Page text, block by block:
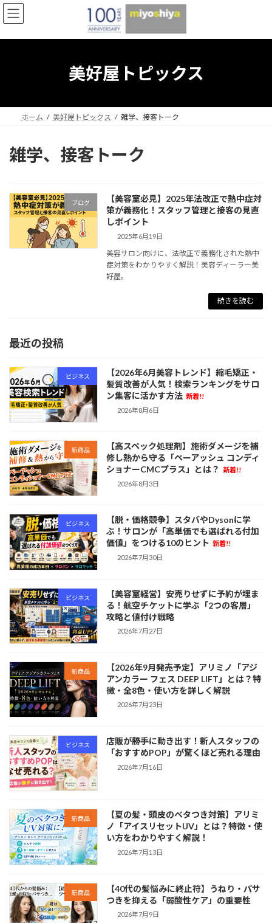
コ
ン
ン
ナ
ビ
ー
美好屋トピックス
ホーム 美好屋トピックス 雑学、接客トーク
雑学、接客トーク
ブログ
【美容室必見】2025年法改正で熱中症対
策が義務化！スタッフ管理と接客の見直
しポイント
2025年6月19日
美容サロン向けに、法改正で義務化された熱中
症対策をわかりやすく解説！美容ディーラー美
好屋。
続きを読む
最近の投稿
ビジネス
【2026年6月美容トレンド】縮毛矯正・
髪質改善が人気！検索ランキングをサロ
ン集客に活かす方法 新着!!
2026年8月6日
新商品
【高スペック処理剤】施術ダメージを補
修し熱から守る「ペーアッシュ コンディ
ショナーCMCプラス」とは？
新着!!
2026年8月3日
ビジネス
【脱・価格競争】スタバやDysonに学
ぶ！サロンが「高単価でも選ばれる付加
価値」をつける10のヒント 新着!!
2026年7月30日
ビジネス
【美容室経営】安売りせずに予約が埋ま
る！航空チケットに学ぶ「2つの客層」
攻略と値付け戦略
2026年7月27日
新商品
【2026年9月発売予定】アリミノ「アジ
アンカラー フェス DEEP LIFT」とは？特
徴・全8色・使い方を詳しく解説
2026年7月23日
ビジネス
店販が勝手に動き出す！新人スタッフの
「おすすめPOP」が驚くほど売れる理由
2026年7月16日
新商品
【夏の髪・頭皮のベタつき対策】アリミ
ノ「アイスリセットUV」とは？特徴・使
い方をわかりやすく解説！
2026年7月13日
新商品
【40代の髪悩みに終止符】うねり・パサ
つきを抑える「弱酸性ケア」の重要性
2026年7月9日